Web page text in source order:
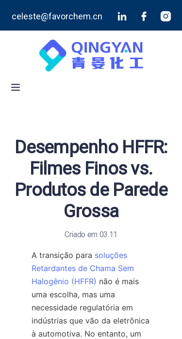
celeste@favorchem.cn
Desempenho HFFR:
Filmes Finos vs.
Produtos de Parede
Grossa
Criado em 03.11
A transição para soluções
Retardantes de Chama Sem
Halogênio (HFFR) não é mais
uma escolha, mas uma
necessidade regulatória em
indústrias que vão da eletrônica
à automotiva. No entanto, um
Blog
Contate-Nos